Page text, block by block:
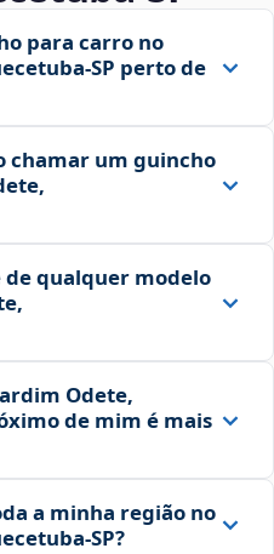
para carro no
perto de
chamar um guincho
qualquer modelo
Odete,
de mim é mais
a minha região no